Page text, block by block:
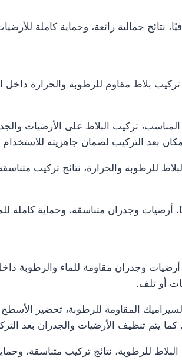
نتائج جمالية رائعة، وحماية كاملة
بلاط مقاوم للرطوبة والحرارة داخل
تركيب البلاط على الأرضيات
بعد التركيب لضمان جاهزيته
للرطوبة والحرارة، نتائج تركيب
أرضيات وجدران متناسقة، وحماية كاملة
وجدران مقاومة للماء والرطوبة
أو تلف.
المقاومة للرطوبة، تحضير
يتم تنظيف الأرضيات والجدران بعد
للرطوبة، نتائج تركيب متناسقة،